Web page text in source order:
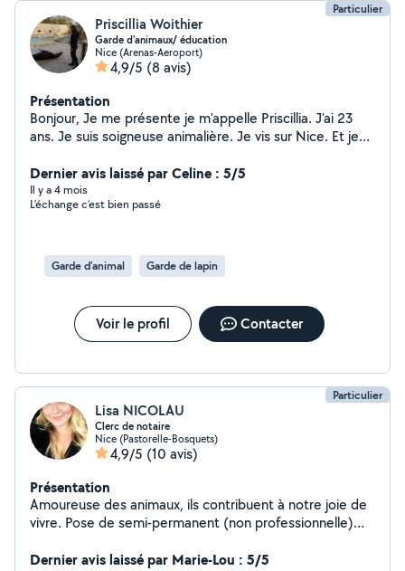
Particulier
Priscillia Woithier
Garde d'animaux/ éducation
Nice (Arenas-Aeroport)
4,9/5 (8 avis)
Présentation
Bonjour, Je me présente je m'appelle Priscillia. J'ai 23
ans. Je suis soigneuse animalière. Je vis sur Nice. Et je
alors vous aider dans leur éducation. N'hésitez pas à me
contacter. Je vous répondrai avec plaisir !
Dernier avis laissé par Celine : 5/5
Il y a 4 mois
L’échange c’est bien passé
Garde d’animal Garde de lapin
Voir le profil Contacter
Particulier
Lisa NICOLAU
Clerc de notaire
Nice (Pastorelle-Bosquets)
4,9/5 (10 avis)
Présentation
Amoureuse des animaux, ils contribuent à notre joie de
vivre. Pose de semi-permanent (non professionnelle)
Peut egalement faire le ménage a domicile
Dernier avis laissé par Marie-Lou : 5/5